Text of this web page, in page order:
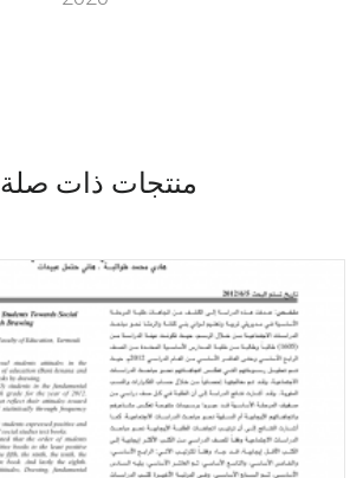
منتجات ذات صلة